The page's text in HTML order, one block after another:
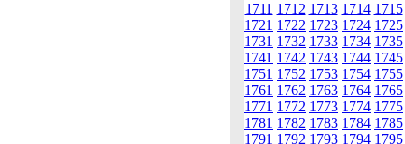
1711 1712 1713 1714 1715
1721 1722 1723 1724 1725
1731 1732 1733 1734 1735
1741 1742 1743 1744 1745
1751 1752 1753 1754 1755
1761 1762 1763 1764 1765
1771 1772 1773 1774 1775
1781 1782 1783 1784 1785
1791 1792 1793 1794 1795